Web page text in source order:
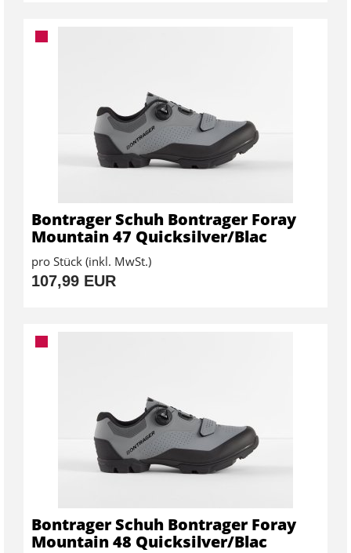
Bontrager Schuh Bontrager Foray
Mountain 47 Quicksilver/Blac
pro Stück (inkl. MwSt.)
107,99 EUR
Bontrager Schuh Bontrager Foray
Mountain 48 Quicksilver/Blac